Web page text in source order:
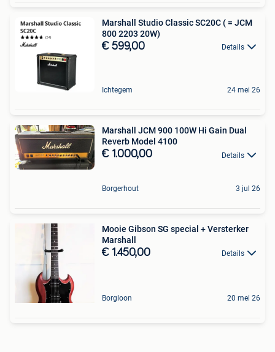
Marshall Studio Classic SC20C ( = JCM
800 2203 20W)
€ 599,00 Details
Ichtegem 24 mei 26
Marshall JCM 900 100W Hi Gain Dual
Reverb Model 4100
€ 1.000,00 Details
Borgerhout 3 jul 26
Mooie Gibson SG special + Versterker
Marshall
€ 1.450,00 Details
Borgloon 20 mei 26